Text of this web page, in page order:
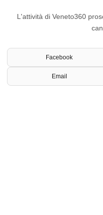
L'attività di Veneto360
Facebook
Email